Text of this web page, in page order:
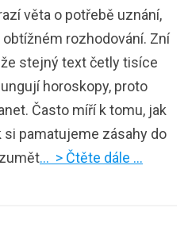
věta o potřebě uznání,
rozhodování. Zní
stejný text četly tisíce
horoskopy, proto
Často míří k tomu, jak
si pamatujeme zásahy do
… > Čtěte dále …